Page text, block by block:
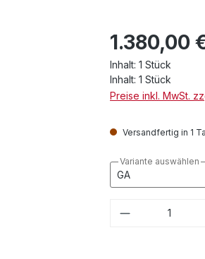
1.380,00
Inhalt: 1 Stück
Inhalt: 1 Stück
Preise inkl. MwSt.
Versandfertig in 1
Variante auswählen
Produkt